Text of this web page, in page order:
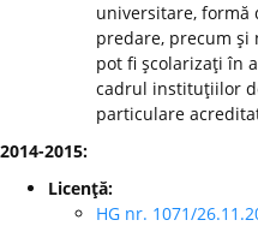
universitare, formă
predare, precum
pot fi şcolarizaţi în
cadrul instituţiilor
particulare
2014-2015:
Licenţă:
HG nr. 1071/